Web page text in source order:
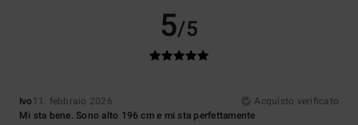
5/5
Ivo 11. febbraio 2026
Acquisto verificato
Mi sta bene. Sono alto 196 cm e mi sta perfettamente